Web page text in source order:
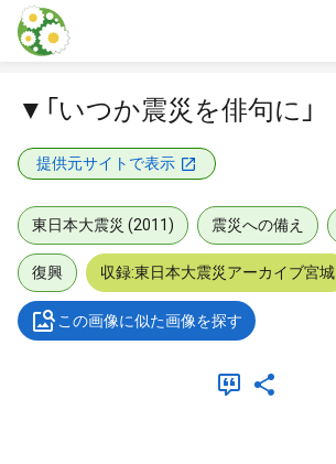
本文に飛ぶ
▼「いつか震災を俳句に」
提供元サイトで表示
東日本大震災 (2011) 震災への備え
復興 収録:東日本大震災アーカイブ宮城
この画像に似た画像を探す